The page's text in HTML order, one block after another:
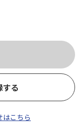
する
はこちら